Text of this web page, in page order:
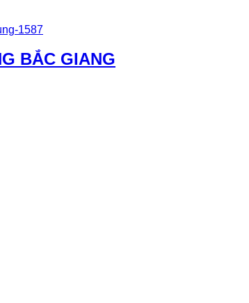
BẮC GIANG